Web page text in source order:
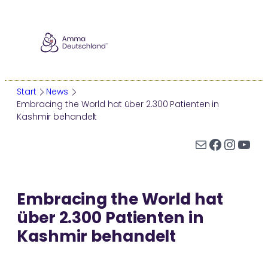
springen
Ammas Tour
Darshan
Start
News
Embracing the World hat über 2.300 Patienten in
Kashmir behandelt
E-Mail Facebook InstagramYouTube
Embracing the World hat
über 2.300 Patienten in
Kashmir behandelt